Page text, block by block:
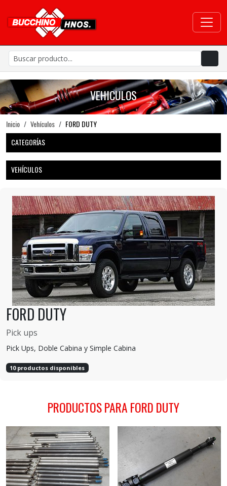
VEHICULOS
Inicio Vehículos
FORD DUTY
CATEGORÍAS
VEHÍCULOS
FORD DUTY
Pick ups
Pick Ups, Doble Cabina y Simple Cabina
10 productos disponibles
PRODUCTOS PARA FORD DUTY